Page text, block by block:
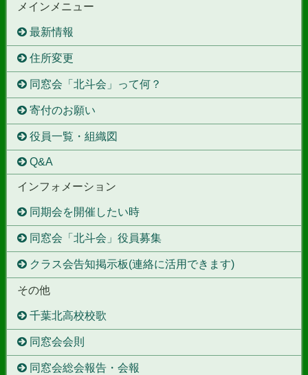
メインメニュー
最新情報
住所変更
同窓会「北斗会」って何？
寄付のお願い
役員一覧・組織図
Q&A
インフォメーション
同期会を開催したい時
同窓会「北斗会」役員募集
クラス会告知掲示板(連絡に活用できます)
その他
千葉北高校校歌
同窓会会則
同窓会総会報告・会報